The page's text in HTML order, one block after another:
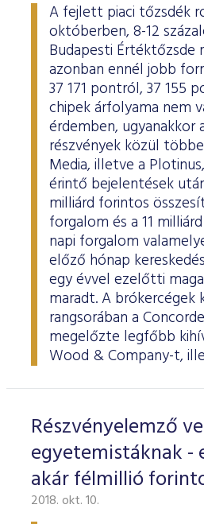
A fejlett piaci tőzsdék
októberben, 8-12
Budapesti Értéktőzsde
azonban ennél jobb
37 171 pontról, 37 155
chipek árfolyama nem
érdemben, ugyanakkor
részvények közül
Media, illetve a
érintő bejelentések
milliárd forintos
forgalom és a 11
napi forgalom
előző hónap
egy évvel ezelőtti
maradt. A brókercégek
rangsorában a
megelőzte legfőbb
Wood & Company-t,
Részvényelemző
egyetemistáknak -
akár félmillió
2018. okt. 10.